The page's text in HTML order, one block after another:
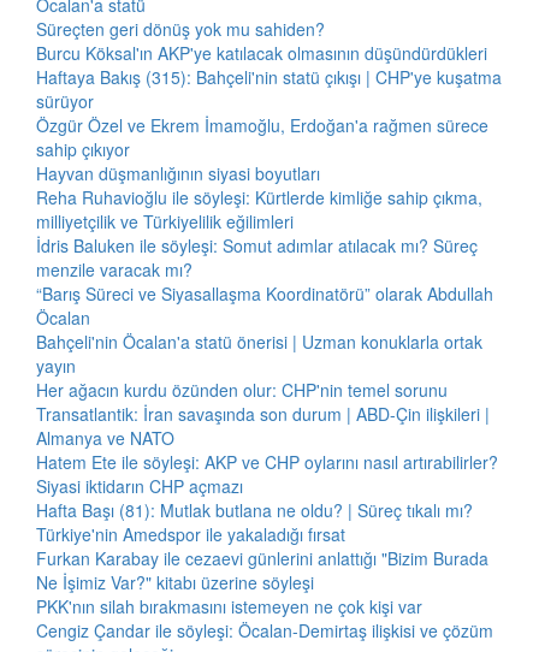
Öcalan'a statü
Süreçten geri dönüş yok mu sahiden?
Burcu Köksal'ın AKP'ye katılacak olmasının düşündürdükleri
Haftaya Bakış (315): Bahçeli'nin statü çıkışı | CHP'ye kuşatma
sürüyor
Özgür Özel ve Ekrem İmamoğlu, Erdoğan'a rağmen sürece
sahip çıkıyor
Hayvan düşmanlığının siyasi boyutları
Reha Ruhavioğlu ile söyleşi: Kürtlerde kimliğe sahip çıkma,
milliyetçilik ve Türkiyelilik eğilimleri
İdris Baluken ile söyleşi: Somut adımlar atılacak mı? Süreç
menzile varacak mı?
“Barış Süreci ve Siyasallaşma Koordinatörü” olarak Abdullah
Öcalan
Bahçeli'nin Öcalan'a statü önerisi | Uzman konuklarla ortak
yayın
Her ağacın kurdu özünden olur: CHP'nin temel sorunu
Transatlantik: İran savaşında son durum | ABD-Çin ilişkileri |
Almanya ve NATO
Hatem Ete ile söyleşi: AKP ve CHP oylarını nasıl artırabilirler?
Siyasi iktidarın CHP açmazı
Hafta Başı (81): Mutlak butlana ne oldu? | Süreç tıkalı mı?
Türkiye'nin Amedspor ile yakaladığı fırsat
Furkan Karabay ile cezaevi günlerini anlattığı "Bizim Burada
Ne İşimiz Var?" kitabı üzerine söyleşi
PKK'nın silah bırakmasını istemeyen ne çok kişi var
Cengiz Çandar ile söyleşi: Öcalan-Demirtaş ilişkisi ve çözüm